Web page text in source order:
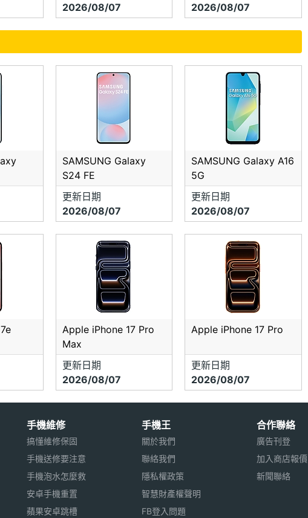
2026/08/07
2026/08/07
SAMSUNG Galaxy
S24 FE
更新日期
2026/08/07
SAMSUNG Galaxy A16
5G
更新日期
2026/08/07
Apple iPhone 17 Pro
Max
更新日期
2026/08/07
Apple iPhone 17 Pro
更新日期
2026/08/07
手機維修
搞懂維修保固
手機送修要注意
手機泡水怎麼救
安卓手機重置
蘋果安卓跳槽
手機王
關於我們
聯絡我們
隱私權政策
智慧財產權聲明
FB登入問題
合作聯絡
廣告刊登
加入商店報價
新聞聯絡